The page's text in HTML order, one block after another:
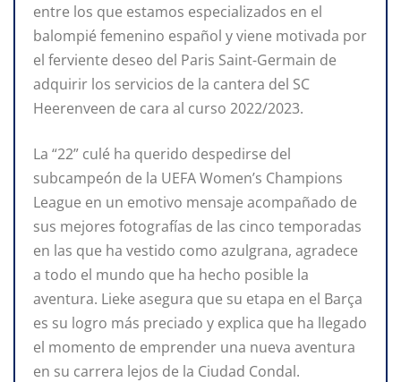
entre los que estamos especializados en el
balompié femenino español y viene motivada por
el ferviente deseo del Paris Saint-Germain de
adquirir los servicios de la cantera del SC
Heerenveen de cara al curso 2022/2023.
La “22” culé ha querido despedirse del
subcampeón de la UEFA Women’s Champions
League en un emotivo mensaje acompañado de
sus mejores fotografías de las cinco temporadas
en las que ha vestido como azulgrana, agradece
a todo el mundo que ha hecho posible la
aventura. Lieke asegura que su etapa en el Barça
es su logro más preciado y explica que ha llegado
el momento de emprender una nueva aventura
en su carrera lejos de la Ciudad Condal.